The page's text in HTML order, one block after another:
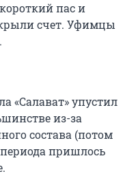
пас и
счет. Уфимцы
«Салават» упустил
из-за
состава (потом
пришлось